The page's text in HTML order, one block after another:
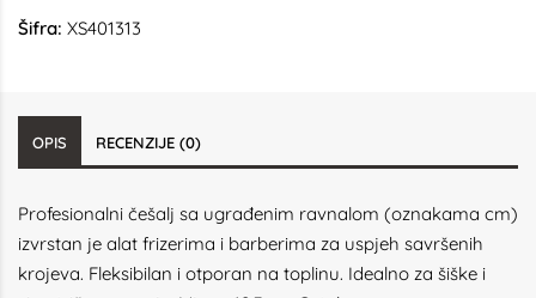
Šifra: XS401313
OPIS RECENZIJE (0)
Profesionalni češalj sa ugrađenim ravnalom (oznakama cm)
izvrstan je alat frizerima i barberima za uspjeh savršenih
krojeva. Fleksibilan i otporan na toplinu. Idealno za šiške i